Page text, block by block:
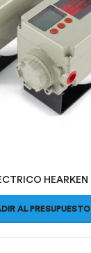
HEARKEN
AL PRESUPUESTO